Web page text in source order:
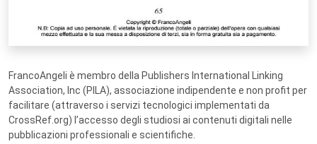
FrancoAngeli è membro della Publishers International Linking
Association, Inc (PILA), associazione indipendente e non profit per
facilitare (attraverso i servizi tecnologici implementati da
CrossRef.org) l’accesso degli studiosi ai contenuti digitali nelle
pubblicazioni professionali e scientifiche.